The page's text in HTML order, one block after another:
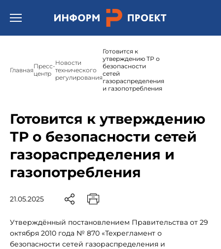
Открыть бургер меню.
ГлавнаяПресс-
центр
Новости
технического
регулирования
Готовится к
утверждению ТР о
безопасности
сетей
газораспределения
и газопотребления
Готовится к утверждению
ТР о безопасности сетей
газораспределения и
газопотребления
21.05.2025
Утверждённый постановлением Правительства от 29
октября 2010 года № 870 «Техрегламент о
безопасности сетей газораспределения и